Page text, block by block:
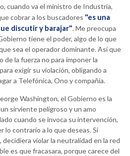
cuando va el ministro de Industria,
cobrar a los buscadores "es una
discutir y barajar". Me preocupa
tiene el poder, algo de lo que
sea el operador dominante. Así que
de la fuerza no para imponer la
exigir su violación, obligando a
a Telefónica, Ono y compañía.
Washington, el Gobierno es la
sirviente peligroso y un amo
cuando se invoca su intervención,
lo contrario a lo que deseas. Si
violar la neutralidad en la red
es que fracasara, porque carece del